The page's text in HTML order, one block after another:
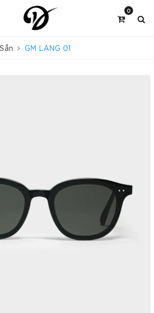
0
GM LANG 01